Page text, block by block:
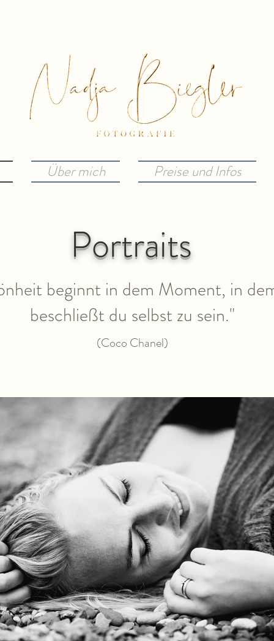
Portraits
beginnt in dem Moment, in
beschließt du selbst zu sein."
(Coco Chanel)
Über mich Preise und Infos